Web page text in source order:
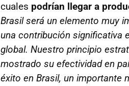
cuales podrían llegar a
Brasil será un elemento muy
una contribución significativa
global. Nuestro principio
mostrado su efectividad en
éxito en Brasil, un importante